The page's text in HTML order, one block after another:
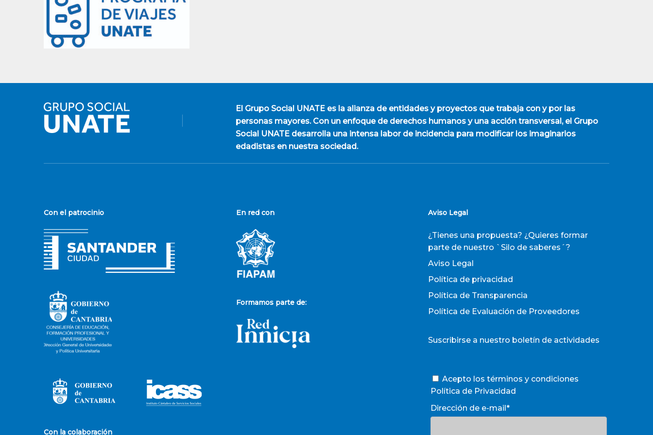
El Grupo Social UNATEes la alianza de entidades y proyectos que trabaja con y por las
personas mayores. Con un enfoque de derechos humanos y una acción transversal, el Grupo
Social UNATE desarrolla una intensa labor de incidencia para modificar los imaginarios
edadistas en nuestra sociedad.
Con el patrocinio
Con la colaboración
En red con
Formamos parte de:
Aviso Legal
¿Tienes una propuesta? ¿Quieres formar
parte de nuestro `Silo de saberes´?
Aviso Legal
Política de privacidad
Política de Transparencia
Política de Evaluación de Proveedores
Suscribirse a nuestro boletín de actividades
Acepto los términos y condiciones
Política de Privacidad
Dirección de e-mail*